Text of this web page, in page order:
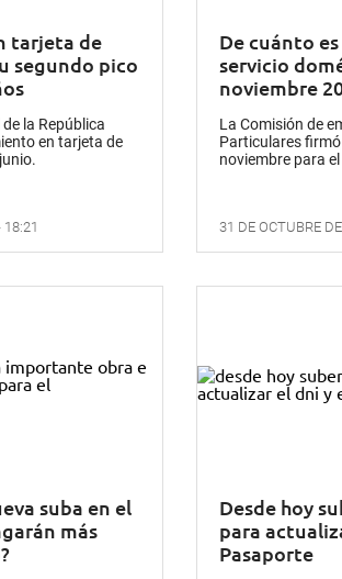
tarjeta de
segundo pico
la República
en tarjeta de
18:21
De cuánto
servicio
noviembre
La Comisión de
Particulares
noviembre para
31 DE OCTUBRE
suba en el
más
Desde hoy
para
Pasaporte